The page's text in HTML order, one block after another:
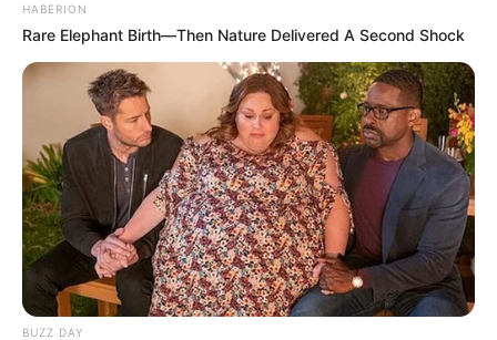
HABERION
Rare Elephant Birth—Then Nature Delivered A Second Shock
BUZZ DAY